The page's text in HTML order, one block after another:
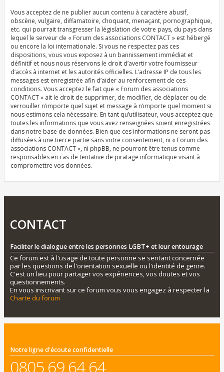
Vous acceptez de ne publier aucun contenu à caractère abusif,
obscène, vulgaire, diffamatoire, choquant, menaçant, pornographique,
etc. qui pourrait transgresser la législation de votre pays, du pays dans
lequel le serveur de « Forum des associations CONTACT » est hébergé
ou encore la loi internationale. Si vous ne respectez pas ces
dispositions, vous vous exposez à un bannissement immédiat et
définitif et nous nous réservons le droit d’avertir votre fournisseur
d’accès à internet et les autorités officielles. L’adresse IP de tous les
messages est enregistrée afin d’aider au renforcement de ces
conditions. Vous acceptez le fait que « Forum des associations
CONTACT » ait le droit de supprimer, de modifier, de déplacer ou de
verrouiller n’importe quel sujet et message à n’importe quel moment si
nous estimons cela nécessaire. En tant qu’utilisateur, vous acceptez que
toutes les informations que vous avez renseignées soient enregistrées
dans notre base de données. Bien que ces informations ne seront pas
diffusées à une tierce partie sans votre consentement, ni « Forum des
associations CONTACT », ni phpBB, ne pourront être tenus comme
responsables en cas de tentative de piratage informatique visant à
compromettre vos données.
CONTACT
Faciliter le dialogue entre les personnes LGBT+ et leur entourage
Ce forum est à l'usage de toute personne se sentant concernée
par les questions de l'orientation sexuelle ou l'identité de genre.
C'est un lieu pour partager vos expériences, vos doutes et vos
questionnements.
En vous inscrivant sur ce forum vous vous engagez à respecter la
Charte du forum
Notre ligne d'écoute confidentielle
0805 69 64 64